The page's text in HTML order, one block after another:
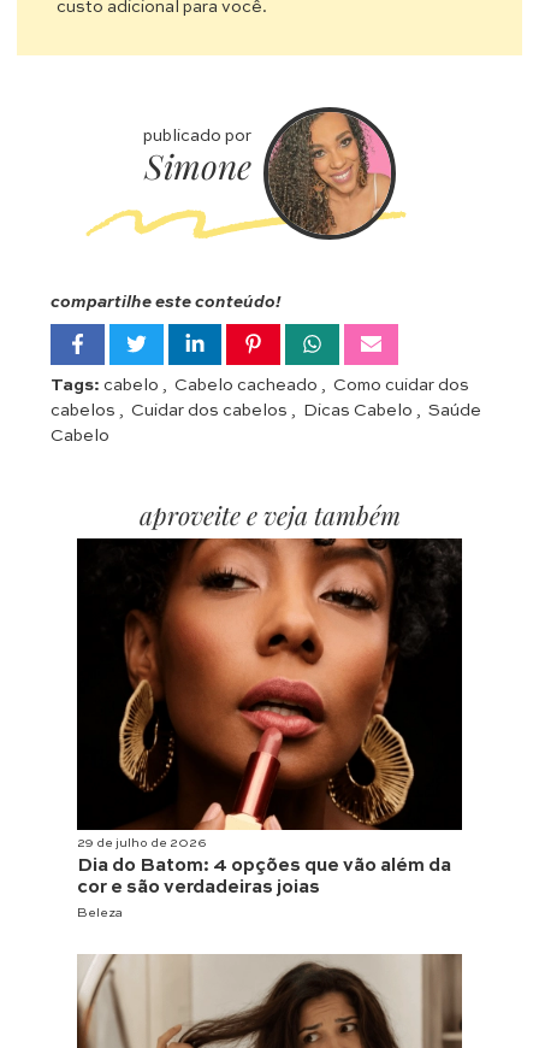
custo adicional para você.
compartilhe este conteúdo!
Tags: cabelo Cabelo cacheado
Como cuidar dos
cabelos
Cuidar dos cabelos Dicas Cabelo
Saúde
Cabelo
publicado por
Simone
aproveite e veja também
29 de julho de 2026
Dia do Batom: 4 opções que vão além da
cor e são verdadeiras joias
Beleza